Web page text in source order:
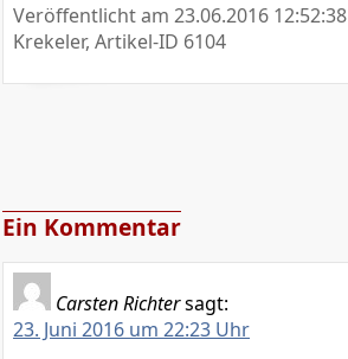
Veröffentlicht am 23.06.2016 12:52:38
Krekeler, Artikel-ID 6104
Ein Kommentar
Carsten Richtersagt:
23. Juni 2016 um 22:23 Uhr